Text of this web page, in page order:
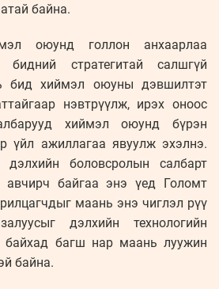
байна.
оюунд голлон анхаарлаа
стратегитай салшгүй
бид хиймэл оюуны дэвшилтэт
нэвтрүүлж, ирэх оноос
хиймэл оюунд бүрэн
үйл ажиллагаа явуулж эхэлнэ.
боловсролын салбарт
авчирч байгаа энэ үед Голомт
маань энэ чиглэл рүү
дэлхийн технологийн
байхад багш нар маань луужин
байна.